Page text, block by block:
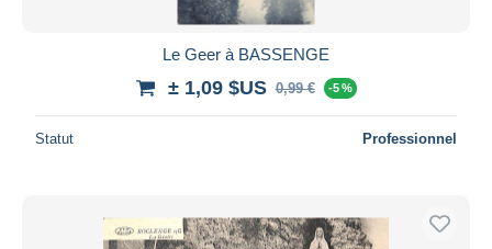
Le Geer à BASSENGE
± 1,09 $US 0,99 € -5 %
Statut Professionnel